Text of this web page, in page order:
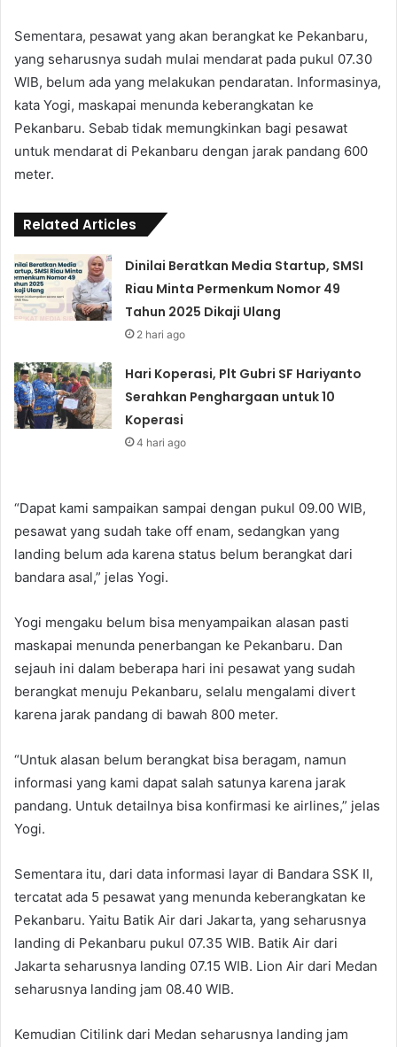
Sementara, pesawat yang akan berangkat ke Pekanbaru,
yang seharusnya sudah mulai mendarat pada pukul 07.30
WIB, belum ada yang melakukan pendaratan. Informasinya,
kata Yogi, maskapai menunda keberangkatan ke
Pekanbaru. Sebab tidak memungkinkan bagi pesawat
untuk mendarat di Pekanbaru dengan jarak pandang 600
meter.
Related Articles
Dinilai Beratkan Media Startup, SMSI
Riau Minta Permenkum Nomor 49
Tahun 2025 Dikaji Ulang
2 hari ago
Hari Koperasi, Plt Gubri SF Hariyanto
Serahkan Penghargaan untuk 10
Koperasi
4 hari ago
“Dapat kami sampaikan sampai dengan pukul 09.00 WIB,
pesawat yang sudah take off enam, sedangkan yang
landing belum ada karena status belum berangkat dari
bandara asal,” jelas Yogi.
Yogi mengaku belum bisa menyampaikan alasan pasti
maskapai menunda penerbangan ke Pekanbaru. Dan
sejauh ini dalam beberapa hari ini pesawat yang sudah
berangkat menuju Pekanbaru, selalu mengalami divert
karena jarak pandang di bawah 800 meter.
“Untuk alasan belum berangkat bisa beragam, namun
informasi yang kami dapat salah satunya karena jarak
pandang. Untuk detailnya bisa konfirmasi ke airlines,” jelas
Yogi.
Sementara itu, dari data informasi layar di Bandara SSK II,
tercatat ada 5 pesawat yang menunda keberangkatan ke
Pekanbaru. Yaitu Batik Air dari Jakarta, yang seharusnya
landing di Pekanbaru pukul 07.35 WIB. Batik Air dari
Jakarta seharusnya landing 07.15 WIB. Lion Air dari Medan
seharusnya landing jam 08.40 WIB.
Kemudian Citilink dari Medan seharusnya landing jam